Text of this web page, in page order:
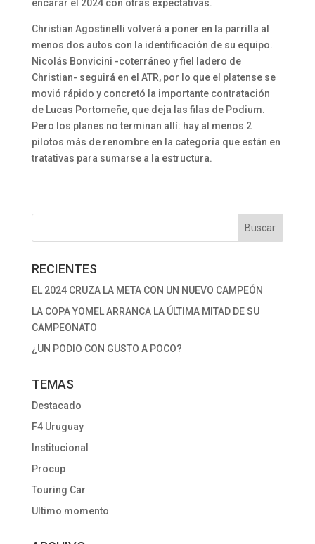
encarar el 2024 con otras expectativas.
Christian Agostinelli volverá a poner en la parrilla al
menos dos autos con la identificación de su equipo.
Nicolás Bonvicini -coterráneo y fiel ladero de
Christian- seguirá en el ATR, por lo que el platense se
movió rápido y concretó la importante contratación
de Lucas Portomeñe, que deja las filas de Podium.
Pero los planes no terminan allí: hay al menos 2
pilotos más de renombre en la categoría que están en
tratativas para sumarse a la estructura.
RECIENTES
EL 2024 CRUZA LA META CON UN NUEVO CAMPEÓN
LA COPA YOMEL ARRANCA LA ÚLTIMA MITAD DE SU
CAMPEONATO
¿UN PODIO CON GUSTO A POCO?
TEMAS
Destacado
F4 Uruguay
Institucional
Procup
Touring Car
Ultimo momento